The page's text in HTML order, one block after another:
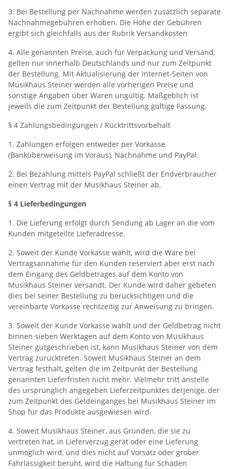
3. Bei Bestellung per Nachnahme werden zusätzlich separate
Nachnahmegebühren erhoben. Die Höhe der Gebühren
ergibt sich gleichfalls aus der Rubrik Versandkosten
4. Alle genannten Preise, auch für Verpackung und Versand,
gelten nur innerhalb Deutschlands und nur zum Zeitpunkt
der Bestellung. Mit Aktualisierung der Internet-Seiten von
Musikhaus Steiner werden alle vorherigen Preise und
sonstige Angaben über Waren ungültig. Maßgeblich ist
jeweils die zum Zeitpunkt der Bestellung gültige Fassung.
§ 4 Zahlungsbedingungen / Rücktrittsvorbehalt
1. Zahlungen erfolgen entweder per Vorkasse
(Banküberweisung im Voraus), Nachnahme und PayPal.
2. Bei Bezahlung mittels PayPal schließt der Endverbraucher
einen Vertrag mit der Musikhaus Steiner ab.
§ 4 Lieferbedingungen
1. Die Lieferung erfolgt durch Sendung ab Lager an die vom
Kunden mitgeteilte Lieferadresse.
2. Soweit der Kunde Vorkasse wählt, wird die Ware bei
Vertragsannahme für den Kunden reserviert aber erst nach
dem Eingang des Geldbetrages auf dem Konto von
Musikhaus Steiner versandt. Der Kunde wird daher gebeten
dies bei seiner Bestellung zu berücksichtigen und die
vereinbarte Vorkasse rechtzeitig zur Anweisung zu bringen.
3. Soweit der Kunde Vorkasse wählt und der Geldbetrag nicht
binnen sieben Werktagen auf dem Konto von Musikhaus
Steiner gutgeschrieben ist, kann Musikhaus Steiner von dem
Vertrag zurücktreten. Soweit Musikhaus Steiner an dem
Vertrag festhält, gelten die im Zeitpunkt der Bestellung
genannten Lieferfristen nicht mehr. Vielmehr tritt anstelle
des ursprünglich angegeben Lieferzeitpunktes derjenige, der
zum Zeitpunkt des Geldeinganges bei Musikhaus Steiner im
Shop für das Produkte ausgewiesen wird.
4. Soweit Musikhaus Steiner, aus Gründen, die sie zu
vertreten hat, in Lieferverzug gerät oder eine Lieferung
unmöglich wird, und dies nicht auf Vorsatz oder grober
Fahrlässigkeit beruht, wird die Haftung für Schäden